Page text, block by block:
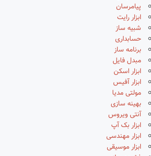
پیامرسان
ابزار رایت
شبیه ساز
حسابداری
برنامه ساز
مبدل فایل
ابزار اسکن
ابزار آفیس
مولتی مدیا
بهینه سازی
آنتی ویروس
ابزار بک آپ
ابزار مهندسی
ابزار موسیقی